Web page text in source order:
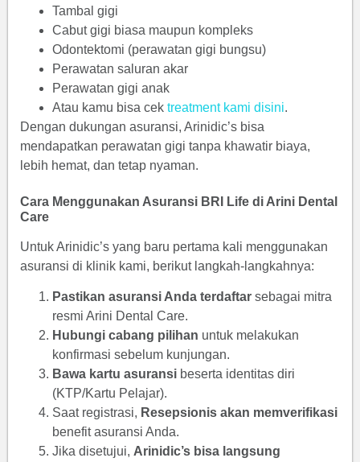
Tambal gigi
Cabut gigi biasa maupun kompleks
Odontektomi (perawatan gigi bungsu)
Perawatan saluran akar
Perawatan gigi anak
Atau kamu bisa cek treatment kami disini.
Dengan dukungan asuransi, Arinidic’s bisa
mendapatkan perawatan gigi tanpa khawatir biaya,
lebih hemat, dan tetap nyaman.
Cara Menggunakan Asuransi BRI Life di Arini Dental
Care
Untuk Arinidic’s yang baru pertama kali menggunakan
asuransi di klinik kami, berikut langkah-langkahnya:
Pastikan asuransi Anda terdaftar sebagai mitra
resmi Arini Dental Care.
Hubungi cabang pilihan untuk melakukan
konfirmasi sebelum kunjungan.
Bawa kartu asuransi beserta identitas diri
(KTP/Kartu Pelajar).
Saat registrasi, Resepsionis akan memverifikasi
benefit asuransi Anda.
Jika disetujui, Arinidic’s bisa langsung